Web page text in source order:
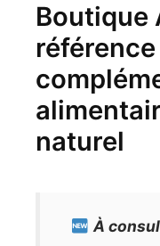
Boutique
référence
naturel
À